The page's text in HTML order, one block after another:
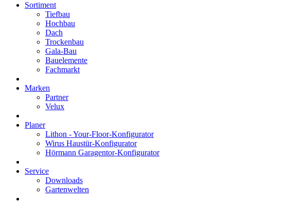
Sortiment
Tiefbau
Hochbau
Dach
Trockenbau
Gala-Bau
Bauelemente
Fachmarkt
Marken
Partner
Velux
Planer
Lithon - Your-Floor-Konfigurator
Wirus Haustür-Konfigurator
Hörmann Garagentor-Konfigurator
Service
Downloads
Gartenwelten